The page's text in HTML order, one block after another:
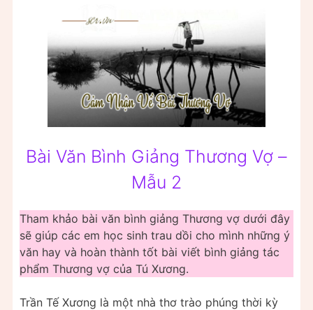
Bài Văn Bình Giảng Thương Vợ –
Mẫu 2
Tham khảo bài văn bình giảng Thương vợ dưới đây
sẽ giúp các em học sinh trau dồi cho mình những ý
văn hay và hoàn thành tốt bài viết bình giảng tác
phẩm Thương vợ của Tú Xương.
Trần Tế Xương là một nhà thơ trào phúng thời kỳ